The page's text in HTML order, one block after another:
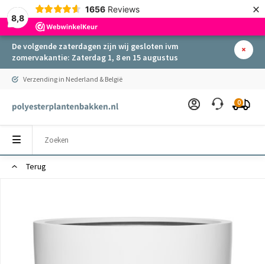
8,8
1656 Reviews ×
De volgende zaterdagen zijn wij gesloten ivm
zomervakantie: Zaterdag 1, 8 en 15 augustus
Verzending in Nederland & België
0
Terug